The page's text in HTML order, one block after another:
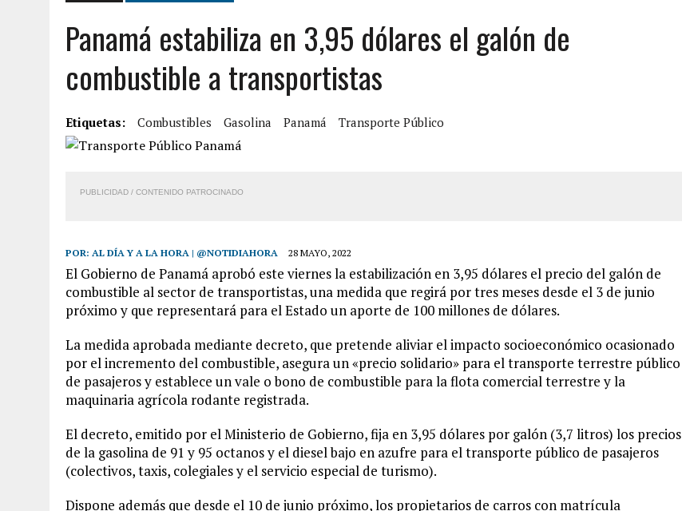
2 AGOSTO, 2026
COLAPSÓ TECHO DE UNA VIVIENDA EN EL CENTRO DE CARACAS CON MÁS DE 20 PERSONAS ADENTRO
2 AGOSTO, 2026 | FALCÓN: MUJER ATACÓ CON UN CUCHILLO A SUS HIJOS, UNO PERDIÓ LA VIDA
6 AGOSTO, 2026
|
MISTERIOSA MUERTE DE MODELO EN MONAGAS: HALLARON EL CUERPO DENTRO DE SU CASA
CONMOCIÓN EN COLORADO POR ASESINATO DE UNA ADOLESCENTE VENEZOLANA EN REUNIÓN CON AMIGOS
Panamá estabiliza en 3,95 dólares el galón de
combustible a transportistas
Etiquetas: Combustibles Gasolina Panamá Transporte Público
PUBLICIDAD / CONTENIDO PATROCINADO
POR: AL DÍA Y A LA HORA | @NOTIDIAHORA 28 MAYO, 2022
El Gobierno de Panamá aprobó este viernes la estabilización en 3,95 dólares el precio del galón de
combustible al sector de transportistas, una medida que regirá por tres meses desde el 3 de junio
próximo y que representará para el Estado un aporte de 100 millones de dólares.
La medida aprobada mediante decreto, que pretende aliviar el impacto socioeconómico ocasionado
por el incremento del combustible, asegura un «precio solidario» para el transporte terrestre público
de pasajeros y establece un vale o bono de combustible para la flota comercial terrestre y la
maquinaria agrícola rodante registrada.
El decreto, emitido por el Ministerio de Gobierno, fija en 3,95 dólares por galón (3,7 litros) los precios
de la gasolina de 91 y 95 octanos y el diesel bajo en azufre para el transporte público de pasajeros
(colectivos, taxis, colegiales y el servicio especial de turismo).
Dispone además que desde el 10 de junio próximo, los propietarios de carros con matrícula